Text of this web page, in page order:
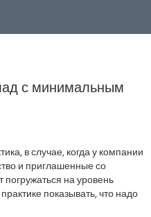
с минимальным
в случае, когда у компании
и приглашенные со
погружаться на уровень
показывать, что надо